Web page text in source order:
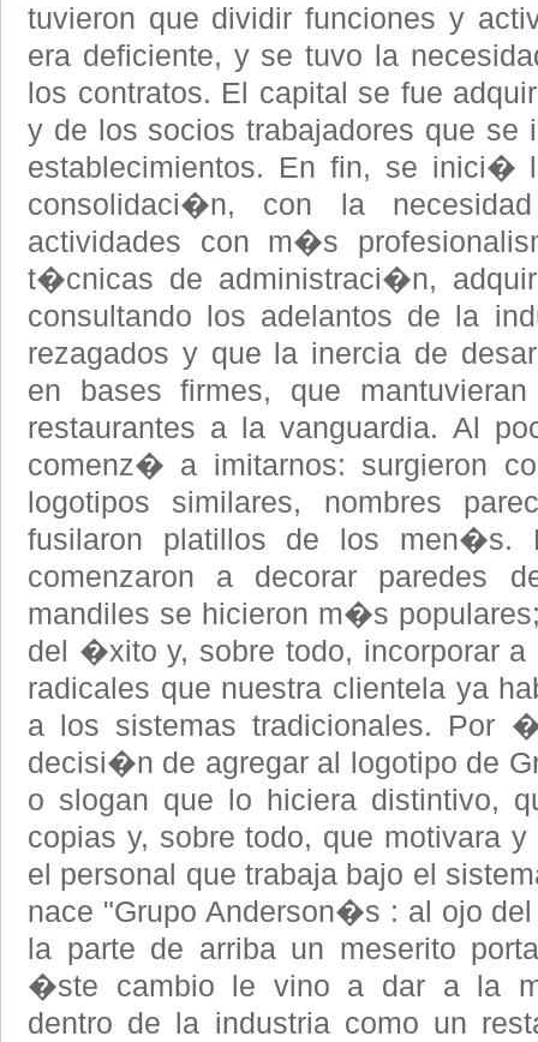
tuvieron que dividir funciones y
era deficiente, y se tuvo la
los contratos. El capital se fue
y de los socios trabajadores que se
establecimientos. En fin, se inici�
consolidaci�n, con la
actividades con m�s
t�cnicas de administraci�n,
consultando los adelantos de la
rezagados y que la inercia de
en bases firmes, que
restaurantes a la vanguardia. Al
comenz� a imitarnos: surgieron
logotipos similares, nombres
fusilaron platillos de los men�s.
comenzaron a decorar paredes
mandiles se hicieron m�s
del �xito y, sobre todo, incorporar
radicales que nuestra clientela ya
a los sistemas tradicionales. Por
decisi�n de agregar al logotipo de
o slogan que lo hiciera distintivo,
copias y, sobre todo, que motivara
el personal que trabaja bajo el
nace "Grupo Anderson�s : al ojo
la parte de arriba un meserito
�ste cambio le vino a dar a la
dentro de la industria como un